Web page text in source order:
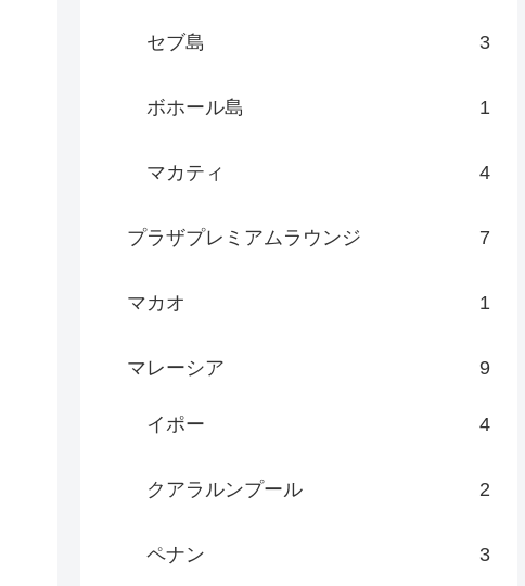
セブ島 3
ボホール島 1
マカティ 4
プラザプレミアムラウンジ 7
マカオ 1
マレーシア 9
イポー 4
クアラルンプール 2
ペナン 3